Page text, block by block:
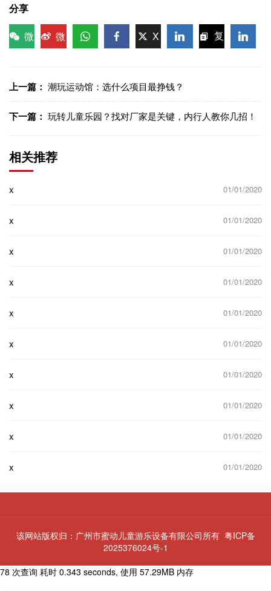
分享
微
微
X
复
上一篇： 潮玩运动馆：选什么项目最挣钱？
下一篇： 玩转儿童乐园？找对厂家是关键，内行人教你几招！
相关推荐
x 01/01/2020
x 01/01/2020
x 01/01/2020
x 01/01/2020
x 01/01/2020
x 01/01/2020
x 01/01/2020
x 01/01/2020
x 01/01/2020
x 01/01/2020
该网站版权归：广州市蜜动儿童游乐设备有限公司所有 粤ICP备
2025376024号-1
78 次查询 耗时 0.343 seconds, 使用 57.29MB 内存